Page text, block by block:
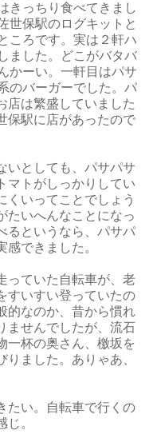
きっちり食べてきまし
世保駅のログキットと
ころです。実は２軒ハ
ました。どこがバタバ
かーい。一軒目はパサ
のバーガーでした。パ
店は繁盛していました
保駅に店があったので
いとしても、パサパサ
マトがしっかりしてい
くいってことでしょう
たいへんなことになっ
るというなら、パサパ
できました。
っていた自転車が、老
すいすい登っていたの
的なのか、昔から慣れ
ませんでしたが、流石
一杯の奥さん、檄坂を
ました。ありゃあ、
たい。自転車で行くの
。